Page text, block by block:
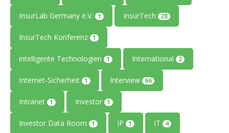
InsurLab Germany e.V. 1 InsurTech 28
InsurTech Konferenz 1
intelligente Technologien 1 International 2
Internet-Sicherheit 1 Interview 66
Intranet 1 Investor 1
Investor Data Room 1 IP 1 IT 4